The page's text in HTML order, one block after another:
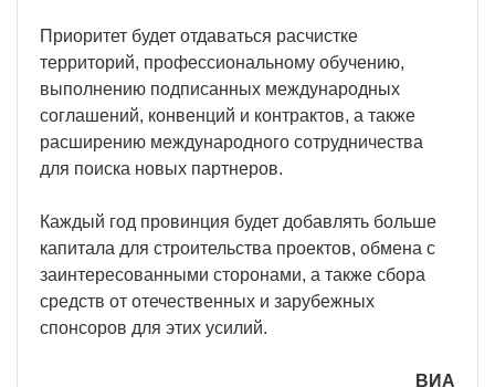
Приоритет будет отдаваться расчистке
территорий, профессиональному обучению,
выполнению подписанных международных
соглашений, конвенций и контрактов, а также
расширению международного сотрудничества
для поиска новых партнеров.
Каждый год провинция будет добавлять больше
капитала для строительства проектов, обмена с
заинтересованными сторонами, а также сбора
средств от отечественных и зарубежных
спонсоров для этих усилий.
ВИА